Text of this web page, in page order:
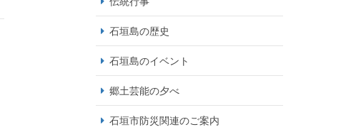
石垣島の歴史
石垣島のイベント
郷土芸能の夕べ
石垣市防災関連のご案内